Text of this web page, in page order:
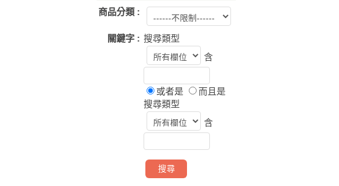
商品分類 :
關鍵字 : 搜尋類型
含
或者是
而且是
搜尋類型
含